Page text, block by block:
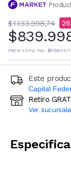
$1.133.998,74 26
Precio s/imp. nac. $619.834,71
Este
Capital
Ingresá
Retiro
Ver